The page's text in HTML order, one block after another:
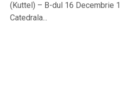
(Kuttel) – B-dul 16 Decembrie
Catedrala...